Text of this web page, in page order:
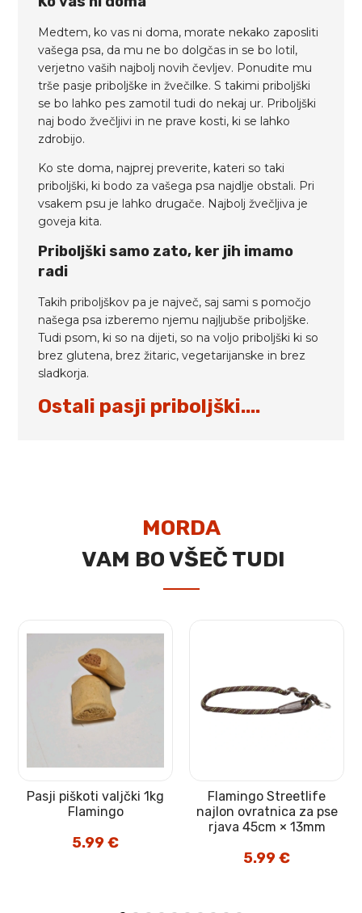
Medtem, ko vas ni doma, morate nekako zaposliti
vašega psa, da mu ne bo dolgčas in se bo lotil,
verjetno vaših najbolj novih čevljev. Ponudite mu
trše pasje priboljške in žvečilke. S takimi priboljški
se bo lahko pes zamotil tudi do nekaj ur. Priboljški
naj bodo žvečljivi in ne prave kosti, ki se lahko
zdrobijo.
Ko ste doma, najprej preverite, kateri so taki
priboljški, ki bodo za vašega psa najdlje obstali. Pri
vsakem psu je lahko drugače. Najbolj žvečljiva je
goveja kita.
Priboljški samo zato, ker jih imamo
radi
Takih priboljškov pa je največ, saj sami s pomočjo
našega psa izberemo njemu najljubše priboljške.
Tudi psom, ki so na dijeti, so na voljo priboljški ki so
brez glutena, brez žitaric, vegetarijanske in brez
sladkorja.
Ostali pasji priboljški....
MORDA
VAM BO VŠEČ TUDI
Pasji piškoti valjčki 1kg
Flamingo
5.99€
Flamingo Streetlife
najlon ovratnica za pse
rjava 45cm × 13mm
5.99€